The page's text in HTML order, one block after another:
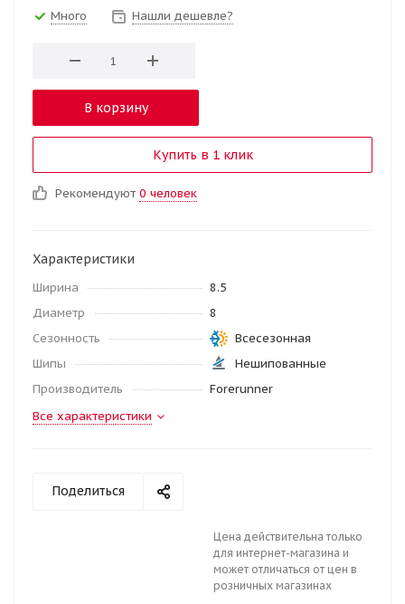
Много Нашли дешевле?
В корзину
Купить в 1 клик
Рекомендуют 0 человек
Характеристики
Ширина
8.5
Диаметр
8
Сезонность
Всесезонная
Шипы
Нешипованные
Производитель
Forerunner
Все характеристики
Поделиться
Цена действительна только
для интернет-магазина и
может отличаться от цен в
розничных магазинах